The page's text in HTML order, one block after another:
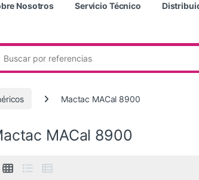
Nosotros Servicio Técnico
Mactac MACal 8900
MACal 8900